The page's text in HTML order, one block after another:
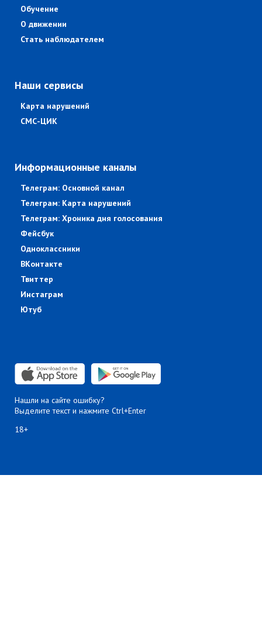
Обучение
О движении
Стать наблюдателем
Наши сервисы
Карта нарушений
СМС-ЦИК
Информационные каналы
Телеграм: Основной канал
Телеграм: Карта нарушений
Телеграм: Хроника дня голосования
Фейсбук
Одноклассники
ВКонтакте
Твиттер
Инстаграм
Ютуб
Нашли на сайте ошибку?
Выделите текст и нажмите Ctrl+Enter
18+